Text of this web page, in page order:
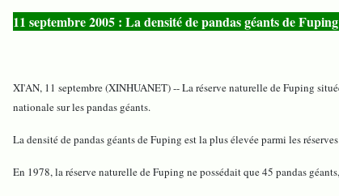
11 septembre 2005 : La densité de pandas géants de
XI'AN, 11 septembre (XINHUANET) -- La réserve naturelle de Fuping
nationale sur les pandas géants.
La densité de pandas géants de Fuping est la plus élevée parmi les
En 1978, la réserve naturelle de Fuping ne possédait que 45 pandas